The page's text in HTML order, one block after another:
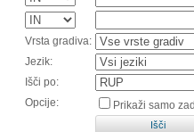
Vrsta gradiva:
Jezik:
Išči po:
Opcije:
Prikaži samo